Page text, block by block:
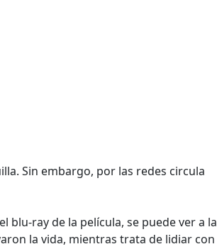
Sin embargo, por las redes circula
blu-ray de la película, se puede ver a la
la vida, mientras trata de lidiar con